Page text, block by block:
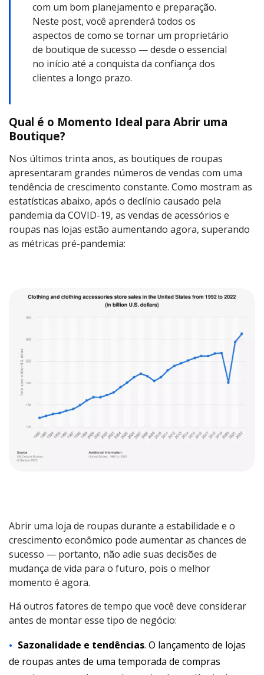
com um bom planejamento e preparação.
Neste post, você aprenderá todos os
aspectos de como se tornar um proprietário
de boutique de sucesso — desde o essencial
no início até a conquista da confiança dos
clientes a longo prazo.
Qual é o Momento Ideal para Abrir uma
Boutique?
Nos últimos trinta anos, as boutiques de roupas
apresentaram grandes números de vendas com uma
tendência de crescimento constante. Como mostram as
estatísticas abaixo, após o declínio causado pela
pandemia da COVID-19, as vendas de acessórios e
roupas nas lojas estão aumentando agora, superando
as métricas pré-pandemia:
Abrir uma loja de roupas durante a estabilidade e o
crescimento econômico pode aumentar as chances de
sucesso — portanto, não adie suas decisões de
mudança de vida para o futuro, pois o melhor
momento é agora.
Há outros fatores de tempo que você deve considerar
antes de montar esse tipo de negócio:
Sazonalidade e tendências. O lançamento de lojas
de roupas antes de uma temporada de compras